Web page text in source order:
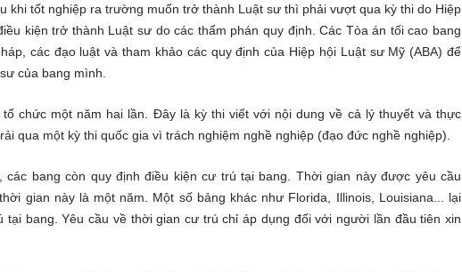
khi tốt nghiệp ra trường muốn trở thành Luật sư thì phải vượt qua kỳ thi do Hiệp
kiện trở thành Luật sư do các thẩm phán quy định. Các Tòa án tối cao bang
các đạo luật và tham khảo các quy định của Hiệp hội Luật sư Mỹ (ABA) để
của bang mình.
chức một năm hai lần. Đây là kỳ thi viết với nội dung về cả lý thuyết và thực
qua một kỳ thi quốc gia vì trách nghiệm nghề nghiệp (đạo đức nghề nghiệp).
bang còn quy định điều kiện cư trú tại bang. Thời gian này được yêu cầu
gian này là một năm. Một số bảng khác như Florida, Illinois, Louisiana... lại
tại bang. Yêu cầu về thời gian cư trú chỉ áp dụng đối với người lần đầu tiên xin